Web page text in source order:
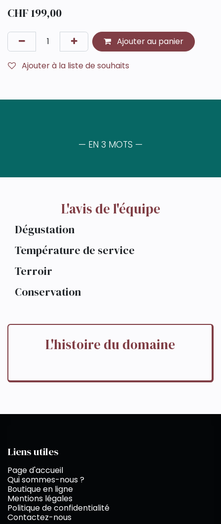
CHF199,00
Ajouter au panier
Ajouter à la liste de souhaits
— EN 3 MOTS —
L'avis de l'équipe
Dégustation
Température de service
Terroir
Conservation
L'histoire du domaine
Liens utiles
Page d'accueil
Qui sommes-nous ?
Boutique en ligne
Mentions légales
Politique de confidentialité
Contactez-nous